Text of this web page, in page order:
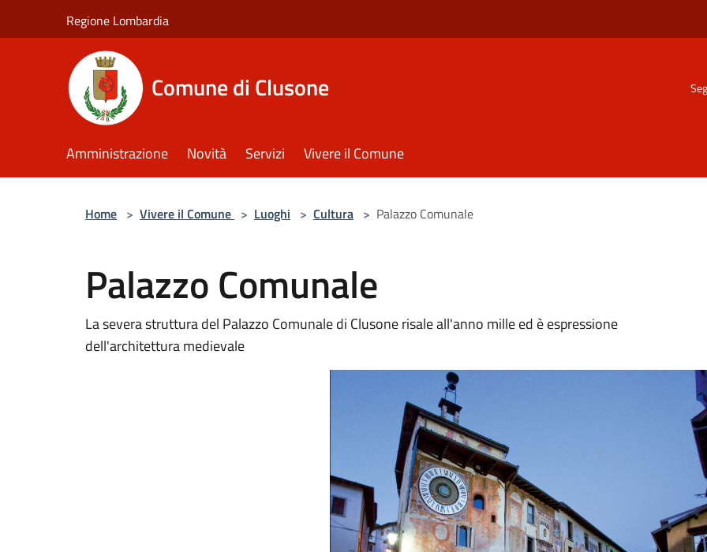
Regione Lombardia
Comune di Clusone
Amministrazione Novità Servizi Vivere il Comune
Home > Vivere il Comune > Luoghi > Cultura > Palazzo Comunale
Palazzo Comunale
La severa struttura del Palazzo Comunale di Clusone risale all'anno mille ed è espressione
dell'architettura medievale